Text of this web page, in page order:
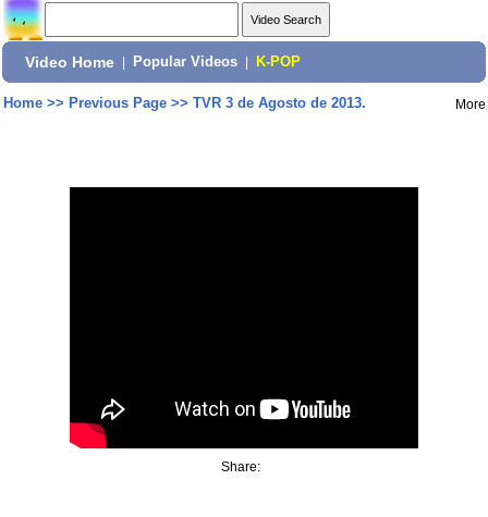
Video Home Popular Videos K-POP
Home>> Previous Page>> TVR 3 de Agosto de 2013. More
Share: